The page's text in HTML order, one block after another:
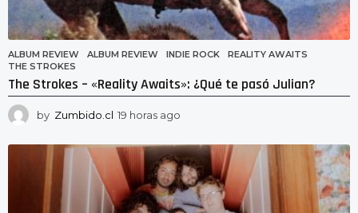
ALBUM REVIEW ALBUM REVIEW ,INDIE ROCK ,REALITY AWAITS
THE STROKES
The Strokes – «Reality Awaits»: ¿Qué te pasó Julian?
by Zumbido.cl 19 horas ago
h
o
r
a
s